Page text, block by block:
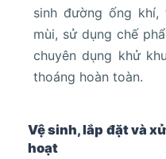
sinh đường ống
mùi, sử dụng chế
chuyên dụng khử
thoáng hoàn toàn.
Vệ sinh, lắp đặt và
hoạt